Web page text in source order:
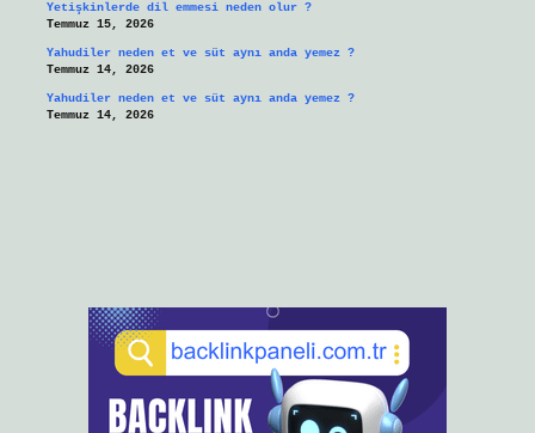
Yetişkinlerde dil emmesi neden olur ?
Temmuz 15, 2026
Yahudiler neden et ve süt aynı anda yemez ?
Temmuz 14, 2026
Yahudiler neden et ve süt aynı anda yemez ?
Temmuz 14, 2026